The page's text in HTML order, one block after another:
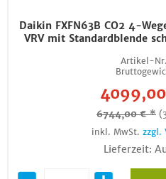
Daikin FXFN63B CO2 4-
VRV mit Standardblende
Artikel-
6744,00 € *
inkl. MwSt. zzgl.
Lieferzeit: